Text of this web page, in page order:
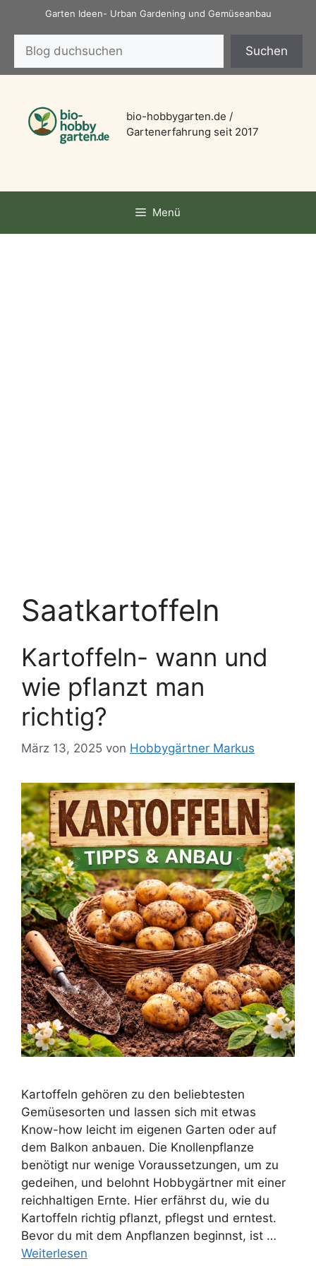
springen
Garten Ideen- Urban Gardening und Gemüseanbau
Suchen
bio-hobbygarten.de /
Gartenerfahrung seit 2017
Menü
Saatkartoffeln
Kartoffeln- wann und
wie pflanzt man
richtig?
März 13, 2025 von Hobbygärtner Markus
Kartoffeln gehören zu den beliebtesten
Gemüsesorten und lassen sich mit etwas
Know-how leicht im eigenen Garten oder auf
dem Balkon anbauen. Die Knollenpflanze
benötigt nur wenige Voraussetzungen, um zu
gedeihen, und belohnt Hobbygärtner mit einer
reichhaltigen Ernte. Hier erfährst du, wie du
Kartoffeln richtig pflanzt, pflegst und erntest.
Bevor du mit dem Anpflanzen beginnst, ist …
Weiterlesen